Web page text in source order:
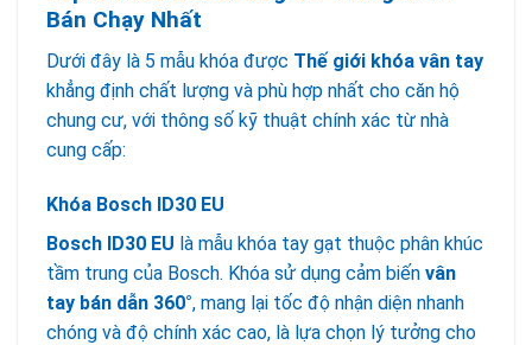
Bán Chạy Nhất
Dưới đây là 5 mẫu khóa được Thế giới khóa vân tay
khẳng định chất lượng và phù hợp nhất cho căn hộ
chung cư, với thông số kỹ thuật chính xác từ nhà
cung cấp:
Khóa Bosch ID30 EU
Bosch ID30 EU là mẫu khóa tay gạt thuộc phân khúc
tầm trung của Bosch. Khóa sử dụng cảm biến vân
tay bán dẫn 360°, mang lại tốc độ nhận diện nhanh
chóng và độ chính xác cao, là lựa chọn lý tưởng cho